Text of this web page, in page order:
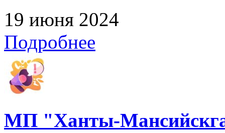
19 июня 2024
Подробнее
МП "Ханты-